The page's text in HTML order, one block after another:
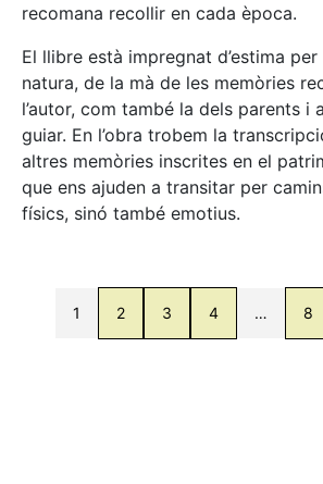
recomana recollir en cada època.
El llibre està impregnat d’estima
natura, de la mà de les memòries
l’autor, com també la dels parents i
guiar. En l’obra trobem la
altres memòries inscrites en el
que ens ajuden a transitar per
físics, sinó també emotius.
1 2 3 4 … 8